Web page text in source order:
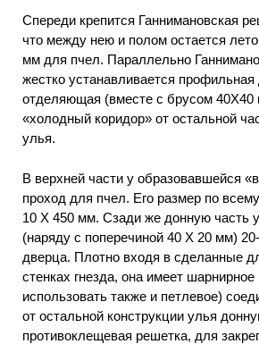
Спереди крепится Ганнимановская
что между нею и полом остается
мм для пчел. Параллельно
жестко устанавливается профильная
отделяющая (вместе с брусом
«холодный коридор» от остальной
улья.
В верхней части у образовавшейся
проход для пчел. Его размер по
10 X 450 мм. Сзади же донную часть
(наряду с поперечиной 40 Х 20 мм)
дверца. Плотно входя в сделанные
стенках гнезда, она имеет
использовать также и петлевое)
от остальной конструкции улья
противоклещевая решетка, для